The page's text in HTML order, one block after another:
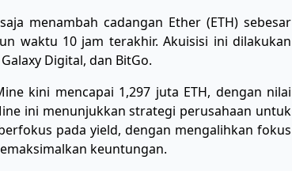
menambah cadangan Ether (ETH) sebesar
waktu 10 jam terakhir. Akuisisi ini dilakukan
Digital, dan BitGo.
kini mencapai 1,297 juta ETH, dengan nilai
ini menunjukkan strategi perusahaan untuk
pada yield, dengan mengalihkan fokus
keuntungan.